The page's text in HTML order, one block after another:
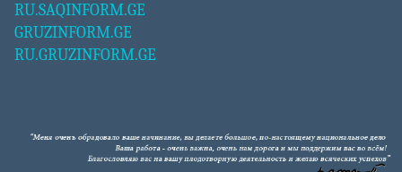
RU.SAQINFORM.GE
GRUZINFORM.GE
RU.GRUZINFORM.GE